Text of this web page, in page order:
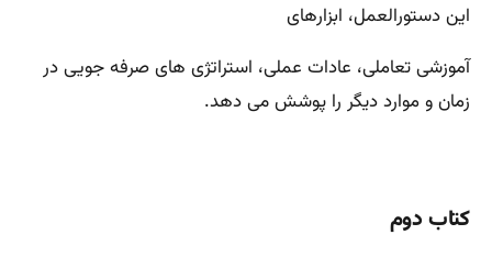
این دستورالعمل، ابزارهای
آموزشی تعاملی، عادات عملی، استراتژی های صرفه جویی در
زمان و موارد دیگر را پوشش می دهد.
کتاب دوم